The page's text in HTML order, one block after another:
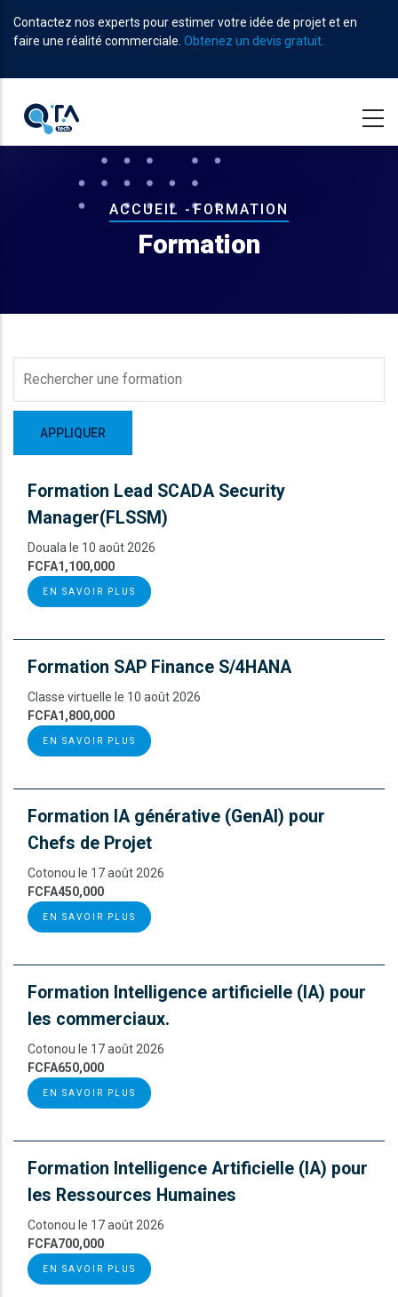
au
contenu
Contactez nos experts pour estimer votre idée de projet et en
faire une réalité commerciale. Obtenez un devis gratuit.
Fil
d'Ariane
ACCUEIL - FORMATION
Formation
Formation Lead SCADA Security
Manager(FLSSM)
Douala le 10 août 2026
FCFA1,100,000
EN SAVOIR PLUS
Formation SAP Finance S/4HANA
Classe virtuelle le 10 août 2026
FCFA1,800,000
EN SAVOIR PLUS
Formation IA générative (GenAI) pour
Chefs de Projet
Cotonou le 17 août 2026
FCFA450,000
EN SAVOIR PLUS
Formation Intelligence artificielle (IA) pour
les commerciaux.
Cotonou le 17 août 2026
FCFA650,000
EN SAVOIR PLUS
Formation Intelligence Artificielle (IA) pour
les Ressources Humaines
Cotonou le 17 août 2026
FCFA700,000
EN SAVOIR PLUS